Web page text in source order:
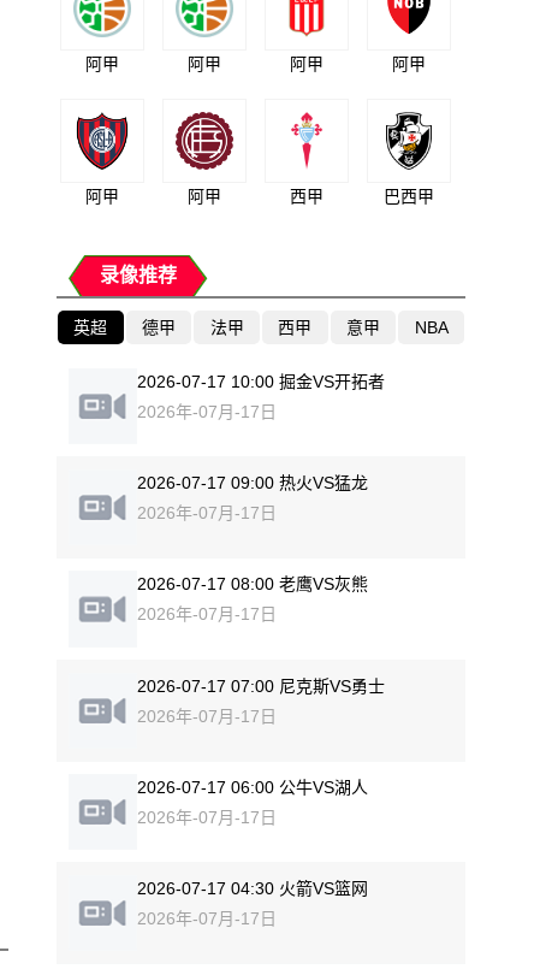
阿甲 阿甲 阿甲 阿甲
阿甲 阿甲 西甲 巴西甲
录像推荐
英超 德甲 法甲 西甲 意甲 NBA
2026-07-17 10:00 掘金VS开拓者
2026年-07月-17日
2026-07-17 09:00 热火VS猛龙
2026年-07月-17日
2026-07-17 08:00 老鹰VS灰熊
2026年-07月-17日
2026-07-17 07:00 尼克斯VS勇士
2026年-07月-17日
2026-07-17 06:00 公牛VS湖人
2026年-07月-17日
2026-07-17 04:30 火箭VS篮网
2026年-07月-17日